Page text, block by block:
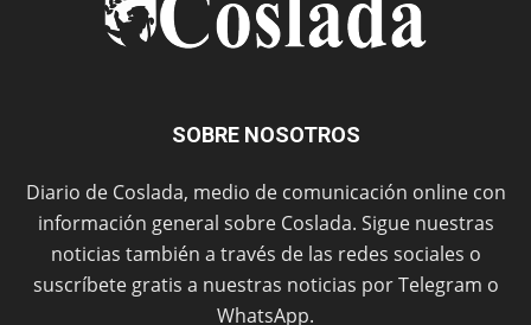
SOBRE NOSOTROS
Diario de Coslada, medio de comunicación online con
información general sobre Coslada. Sigue nuestras
noticias también a través de las redes sociales o
suscríbete gratis a nuestras noticias por Telegram o
WhatsApp.